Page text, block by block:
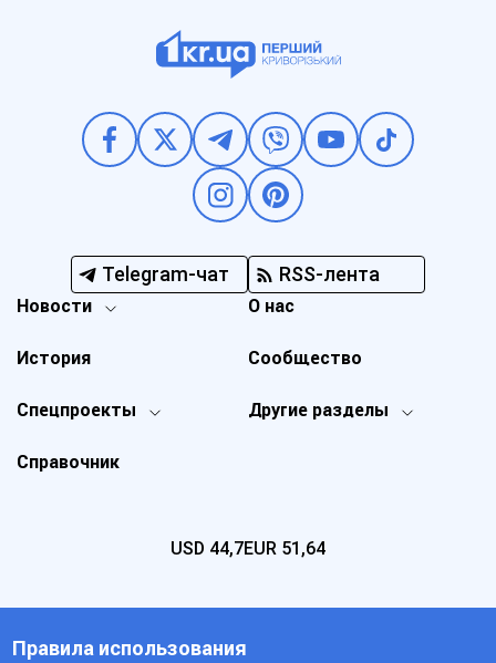
Telegram-чат RSS-лента
Новости
Спецпроекты Другие разделы
История
О нас
Справочник
Сообщество
USD 44,7EUR 51,64
Правила использования